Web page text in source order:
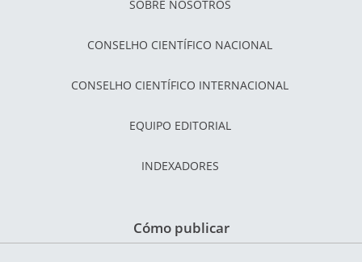
SOBRE NOSOTROS
CONSELHO CIENTÍFICO NACIONAL
CONSELHO CIENTÍFICO INTERNACIONAL
EQUIPO EDITORIAL
INDEXADORES
Cómo publicar